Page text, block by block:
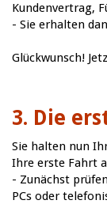
Kundenvertrag,
- Sie erhalten
Glückwunsch!
3. Die
Sie halten nun
Ihre erste Fahrt
- Zunächst
PCs oder